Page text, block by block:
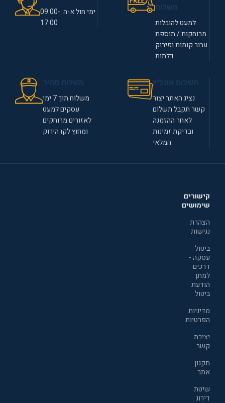
למעט להובלות
מרוחקות / תוספת
עבור קומות ופירוק
דלתות
ימי חול א-ה 09:00-
17:00
נציג האתר יצור
קשר תקבל תשלום
לאחר ההזמנה
ובדיקת זמינות
המלאי
משלוח תוך 7 ימי
עסקים למעט
לאזורים מרוחקים
ומחוץ לקו הירוק
קישורים
שימושים
הצהרת
נגישות
ביטול
עסקה -
דרכים
למתן
הודעת
ביטול
מדיניות
הפרטיות
יצירת
קשר
תקנון
אתר
שיטת
דירוג